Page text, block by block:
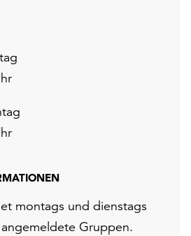
montags und dienstags
Gruppen.